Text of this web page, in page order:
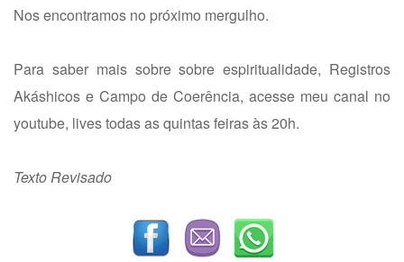
Nos encontramos no próximo mergulho.
Para saber mais sobre sobre espiritualidade, Registros
Akáshicos e Campo de Coerência, acesse meu canal no
youtube, lives todas as quintas feiras às 20h.
Texto Revisado